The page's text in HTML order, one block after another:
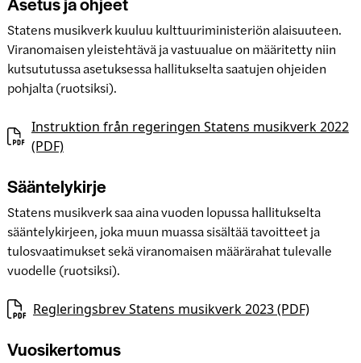
Statens musikverk kuuluu kulttuuriministeriön alaisuuteen.
Viranomaisen yleistehtävä ja vastuualue on määritetty niin
kutsututussa asetuksessa hallitukselta saatujen ohjeiden
pohjalta (ruotsiksi).
Instruktion från regeringen Statens musikverk 2022
(PDF)
Sääntelykirje
Statens musikverk saa aina vuoden lopussa hallitukselta
sääntelykirjeen, joka muun muassa sisältää tavoitteet ja
tulosvaatimukset sekä viranomaisen määrärahat tulevalle
vuodelle (ruotsiksi).
Regleringsbrev Statens musikverk 2023 (PDF)
Vuosikertomus